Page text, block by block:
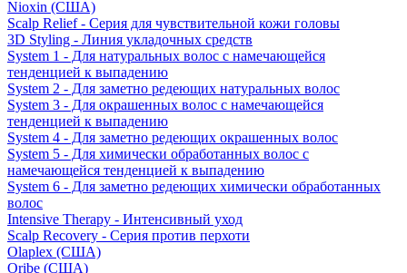
Nioxin (США)
Scalp Relief - Серия для чувствительной кожи головы
3D Styling - Линия укладочных средств
System 1 - Для натуральных волос с намечающейся
тенденцией к выпадению
System 2 - Для заметно редеющих натуральных волос
System 3 - Для окрашенных волос с намечающейся
тенденцией к выпадению
System 4 - Для заметно редеющих окрашенных волос
System 5 - Для химически обработанных волос с
намечающейся тенденцией к выпадению
System 6 - Для заметно редеющих химически обработанных
волос
Intensive Therapy - Интенсивный уход
Scalp Recovery - Серия против перхоти
Olaplex (США)
Oribe (США)